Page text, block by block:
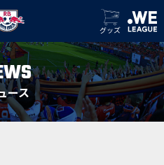
グッズ
ース